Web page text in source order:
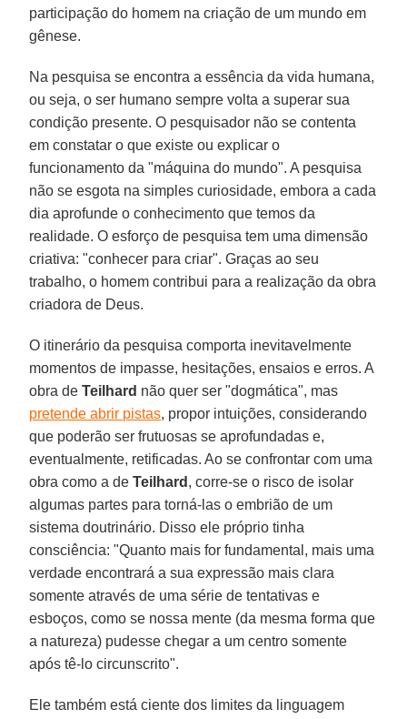
participação do homem na criação de um mundo em
gênese.
Na pesquisa se encontra a essência da vida humana,
ou seja, o ser humano sempre volta a superar sua
condição presente. O pesquisador não se contenta
em constatar o que existe ou explicar o
funcionamento da "máquina do mundo". A pesquisa
não se esgota na simples curiosidade, embora a cada
dia aprofunde o conhecimento que temos da
realidade. O esforço de pesquisa tem uma dimensão
criativa: "conhecer para criar". Graças ao seu
trabalho, o homem contribui para a realização da obra
criadora de Deus.
O itinerário da pesquisa comporta inevitavelmente
momentos de impasse, hesitações, ensaios e erros. A
obra deTeilhard não quer ser "dogmática", mas
pretende abrir pistas, propor intuições, considerando
que poderão ser frutuosas se aprofundadas e,
eventualmente, retificadas. Ao se confrontar com uma
obra como a deTeilhard , corre-se o risco de isolar
algumas partes para torná-las o embrião de um
sistema doutrinário. Disso ele próprio tinha
consciência: "Quanto mais for fundamental, mais uma
verdade encontrará a sua expressão mais clara
somente através de uma série de tentativas e
esboços, como se nossa mente (da mesma forma que
a natureza) pudesse chegar a um centro somente
após tê-lo circunscrito".
Ele também está ciente dos limites da linguagem